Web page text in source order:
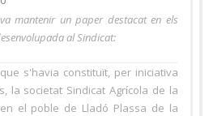
mantenir un paper destacat en els
al Sindicat:
s'havia constituït, per iniciativa
la societat Sindicat Agrícola de la
el poble de Lladó Plassa de la